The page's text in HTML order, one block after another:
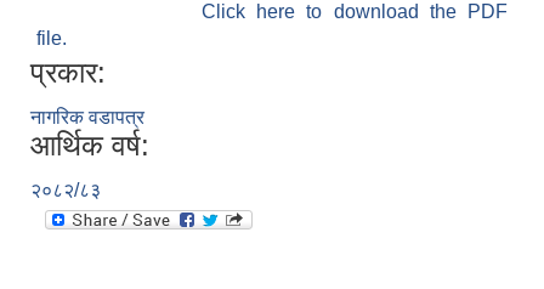
Click here to download the PDF
file.
प्रकार:
नागरिक वडापत्र
आर्थिक वर्ष:
२०८२/८३